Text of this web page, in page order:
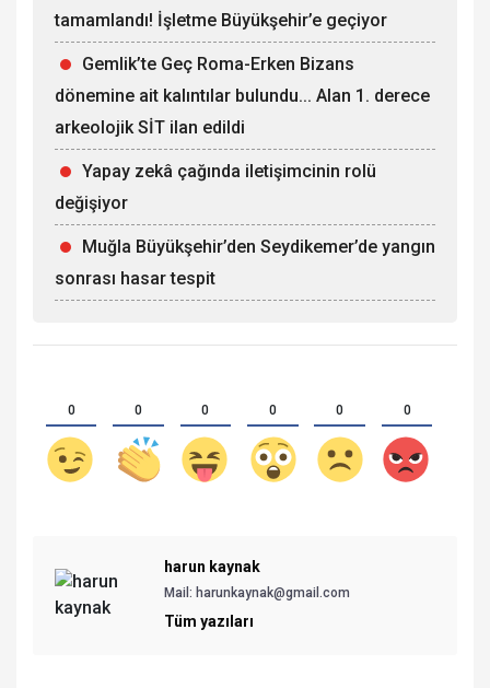
tamamlandı! İşletme Büyükşehir’e geçiyor
Gemlik’te Geç Roma-Erken Bizans
dönemine ait kalıntılar bulundu... Alan 1. derece
arkeolojik SİT ilan edildi
Yapay zekâ çağında iletişimcinin rolü
değişiyor
Muğla Büyükşehir’den Seydikemer’de yangın
sonrası hasar tespit
0 0 0 0 0 0
harun kaynak
Mail: harunkaynak@gmail.com
Tüm yazıları